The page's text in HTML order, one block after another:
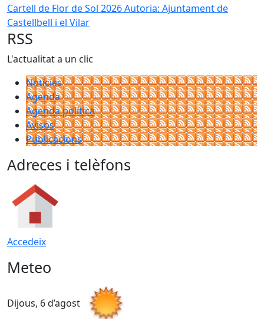
Cartell de Flor de Sol 2026Autoria: Ajuntament de
Castellbell i el Vilar
RSS
L'actualitat a un clic
Notícies
Agenda
Agenda política
Avisos
Publicacions
Adreces i telèfons
Accedeix
Meteo
Dijous, 6 d’agost